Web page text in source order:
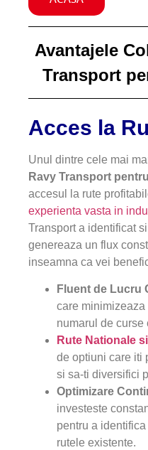
Avantajele
Transport
Acces la
Unul dintre cele mai
Ravy Transport
accesul la rute
experienta vasta in
Transport a identificat
genereaza un flux
inseamna ca vei
Fluent de Lucru
care
numarul de curse
Rute Nationale
de optiuni care iti
si sa-ti diversifici
Optimizare
investeste
pentru a
rutele existente.